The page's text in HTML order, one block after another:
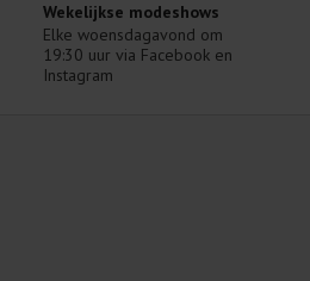
Wekelijkse modeshows
Elke woensdagavond om
19:30 uur via Facebook en
Instagram